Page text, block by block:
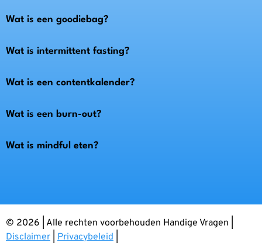
Wat is een goodiebag?
Wat is intermittent fasting?
Wat is een contentkalender?
Wat is een burn-out?
Wat is mindful eten?
© 2026 | Alle rechten voorbehouden Handige Vragen |
Disclaimer
Privacybeleid